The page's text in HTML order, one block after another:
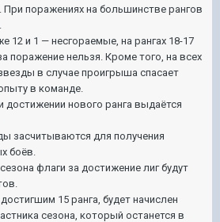
поражениях на большинстве рангов
12 и 1 — несгораемые, на рангах 18-17
поражение нельзя. Кроме того, на всех
в случае проигрыша спасает
в команде.
достижении нового ранга выдаётся
засчитываются для получения
боёв.
флаги за достижение лиг будут
15 ранга, будет начислен
сезона, который останется в